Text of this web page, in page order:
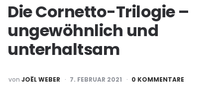
Die Cornetto-Trilogie –
ungewöhnlich und
unterhaltsam
POSTED
BY
von JOËL WEBER 7. FEBRUAR 2021 0 KOMMENTARE